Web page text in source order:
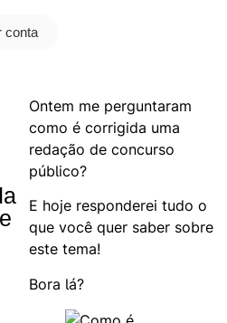
conta
Ontem me perguntaram
como é corrigida uma
redação de concurso
público?
E hoje responderei tudo o
que você quer saber sobre
este tema!
Bora lá?